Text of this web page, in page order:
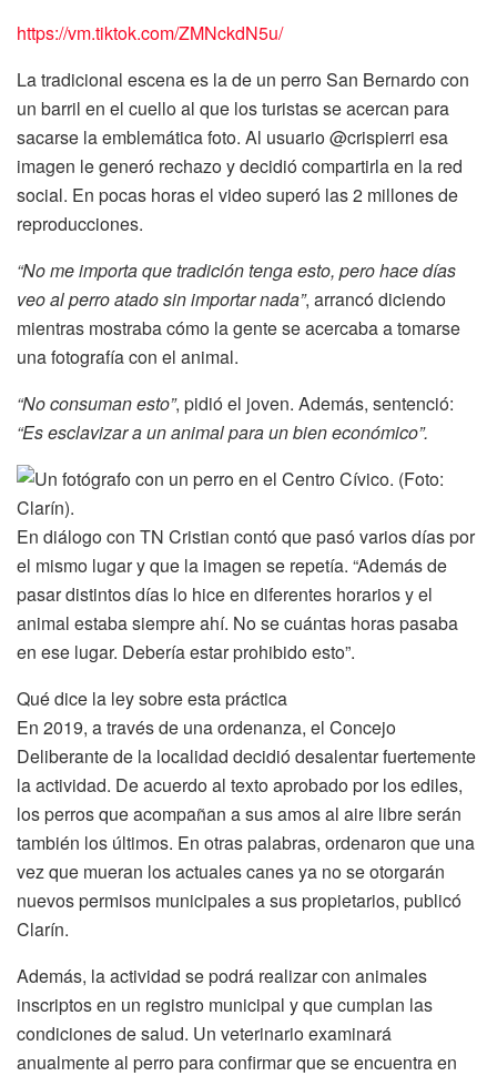
https://vm.tiktok.com/ZMNckdN5u/
La tradicional escena es la de un perro San Bernardo con
un barril en el cuello al que los turistas se acercan para
sacarse la emblemática foto. Al usuario @crispierri esa
imagen le generó rechazo y decidió compartirla en la red
social. En pocas horas el video superó las 2 millones de
reproducciones.
“No me importa que tradición tenga esto, pero hace días
veo al perro atado sin importar nada”, arrancó diciendo
mientras mostraba cómo la gente se acercaba a tomarse
una fotografía con el animal.
“No consuman esto”, pidió el joven. Además, sentenció:
“Es esclavizar a un animal para un bien económico”.
En diálogo con TN Cristian contó que pasó varios días por
el mismo lugar y que la imagen se repetía. “Además de
pasar distintos días lo hice en diferentes horarios y el
animal estaba siempre ahí. No se cuántas horas pasaba
en ese lugar. Debería estar prohibido esto”.
Qué dice la ley sobre esta práctica
En 2019, a través de una ordenanza, el Concejo
Deliberante de la localidad decidió desalentar fuertemente
la actividad. De acuerdo al texto aprobado por los ediles,
los perros que acompañan a sus amos al aire libre serán
también los últimos. En otras palabras, ordenaron que una
vez que mueran los actuales canes ya no se otorgarán
nuevos permisos municipales a sus propietarios, publicó
Clarín.
Además, la actividad se podrá realizar con animales
inscriptos en un registro municipal y que cumplan las
condiciones de salud. Un veterinario examinará
anualmente al perro para confirmar que se encuentra en